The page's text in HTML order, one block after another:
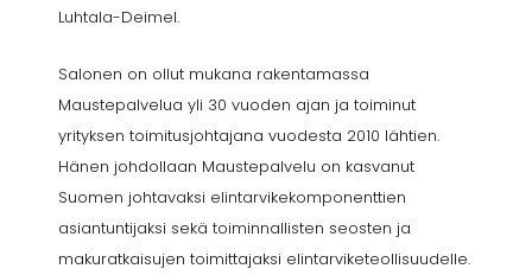
Luhtala-Deimel.
Salonen on ollut mukana rakentamassa
Maustepalvelua yli 30 vuoden ajan ja toiminut
yrityksen toimitusjohtajana vuodesta 2010 lähtien.
Hänen johdollaan Maustepalvelu on kasvanut
Suomen johtavaksi elintarvikekomponenttien
asiantuntijaksi sekä toiminnallisten seosten ja
makuratkaisujen toimittajaksi elintarviketeollisuudelle.